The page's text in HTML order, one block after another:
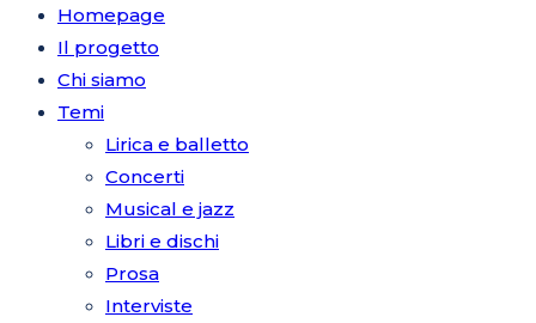
Homepage
Il progetto
Chi siamo
Temi
Lirica e balletto
Concerti
Musical e jazz
Libri e dischi
Prosa
Interviste